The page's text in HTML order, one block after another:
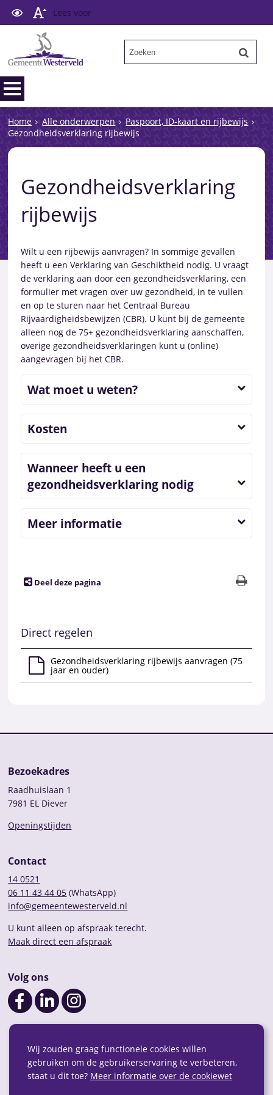
Wij zouden graag functionele cookies willen
gebruiken om de gebruikerservaring te verbeteren,
staat u dit toe? Meer informatie over de cookiewet
Lees voor
Home Alle onderwerpen
Paspoort, ID-kaart en rijbewijs
Gezondheidsverklaring rijbewijs
Gezondheidsverklaring
rijbewijs
Wilt u een rijbewijs aanvragen? In sommige gevallen
heeft u een Verklaring van Geschiktheid nodig. U vraagt
de verklaring aan door een gezondheidsverklaring, een
formulier met vragen over uw gezondheid, in te vullen
en op te sturen naar het Centraal Bureau
Rijvaardigheidsbewijzen (CBR). U kunt bij de gemeente
alleen nog de 75+ gezondheidsverklaring aanschaffen,
overige gezondheidsverklaringen kunt u (online)
aangevragen bij het CBR.
Wat moet u weten?
Kosten
Wanneer heeft u een
gezondheidsverklaring nodig
Meer informatie
Deel deze pagina
Direct regelen
Gezondheidsverklaring rijbewijs aanvragen (75
jaar en ouder)
Bezoekadres
Raadhuislaan 1
7981 EL Diever
Openingstijden
Contact
14 0521
06 11 43 44 05 (WhatsApp)
info@gemeentewesterveld.nl
U kunt alleen op afspraak terecht.
Maak direct een afspraak
Volg ons